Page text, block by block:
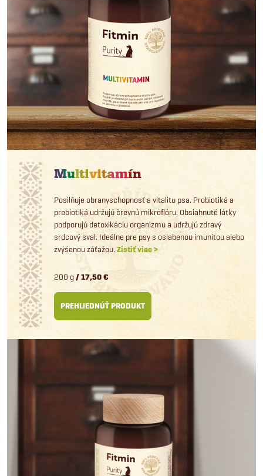
Multivitamín
Posilňuje obranyschopnosť a vitalitu psa. Probiotiká a
prebiotiká udržujú črevnú mikroflóru. Obsiahnuté látky
podporujú detoxikáciu organizmu a udržujú zdravý
srdcový sval. Ideálne pre psy s oslabenou imunitou alebo
zvýšenou záťažou. Zistiť viac >
200 g/ 17,50 €
PREHLIEDNÚŤ PRODUKT